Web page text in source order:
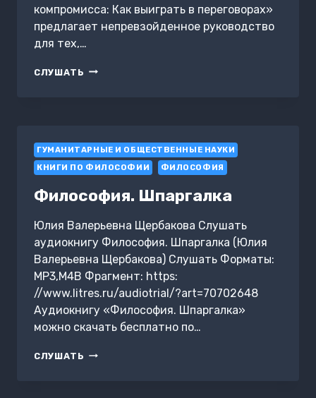
компромисса: Как выиграть в переговорах»
предлагает непревзойденное руководство
для тех,…
СЛУШАТЬ НА
ПЕРЕГОВОРАХ
ГУМАНИТАРНЫЕ И ОБЩЕСТВЕННЫЕ НАУКИ
КНИГИ ПО ФИЛОСОФИИ
ФИЛОСОФИЯ
Философия. Шпаргалка
Юлия Валерьевна Щербакова Слушать
аудиокнигу Философия. Шпаргалка (Юлия
Валерьевна Щербакова) Слушать Форматы:
MP3,M4B Фрагмент: https:
//www.litres.ru/audiotrial/?art=70702648
Аудиокнигу «Философия. Шпаргалка»
можно скачать бесплатно по…
СЛУШАТЬ ФИЛОСОФИЯ.